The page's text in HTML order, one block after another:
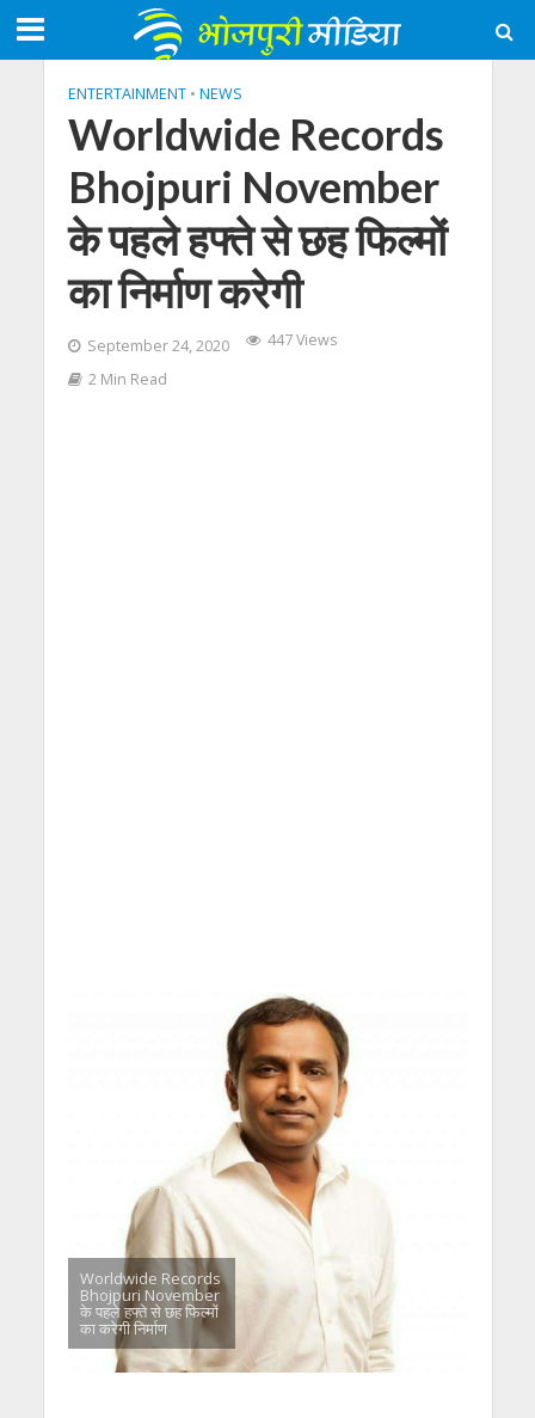
ENTERTAINMENT • NEWS
Worldwide Records
Bhojpuri November
के पहले हफ्ते से छह फिल्मों
का निर्माण करेगी
September 24, 2020
447 Views
2 Min Read
Worldwide Records
Bhojpuri November
के पहले हफ्ते से छह फिल्मों
का करेगी निर्माण